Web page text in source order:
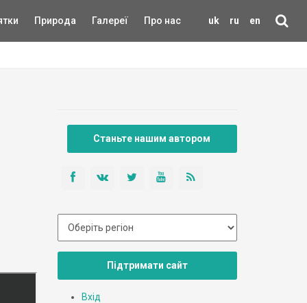
uk ru en
Природа Галереї Про нас
Станьте нашим автором
Підтримати сайт
Вхід